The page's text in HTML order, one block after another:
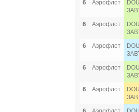
6
Аэрофлот
6
Аэрофлот
6
Аэрофлот
6
Аэрофлот
6
Аэрофлот